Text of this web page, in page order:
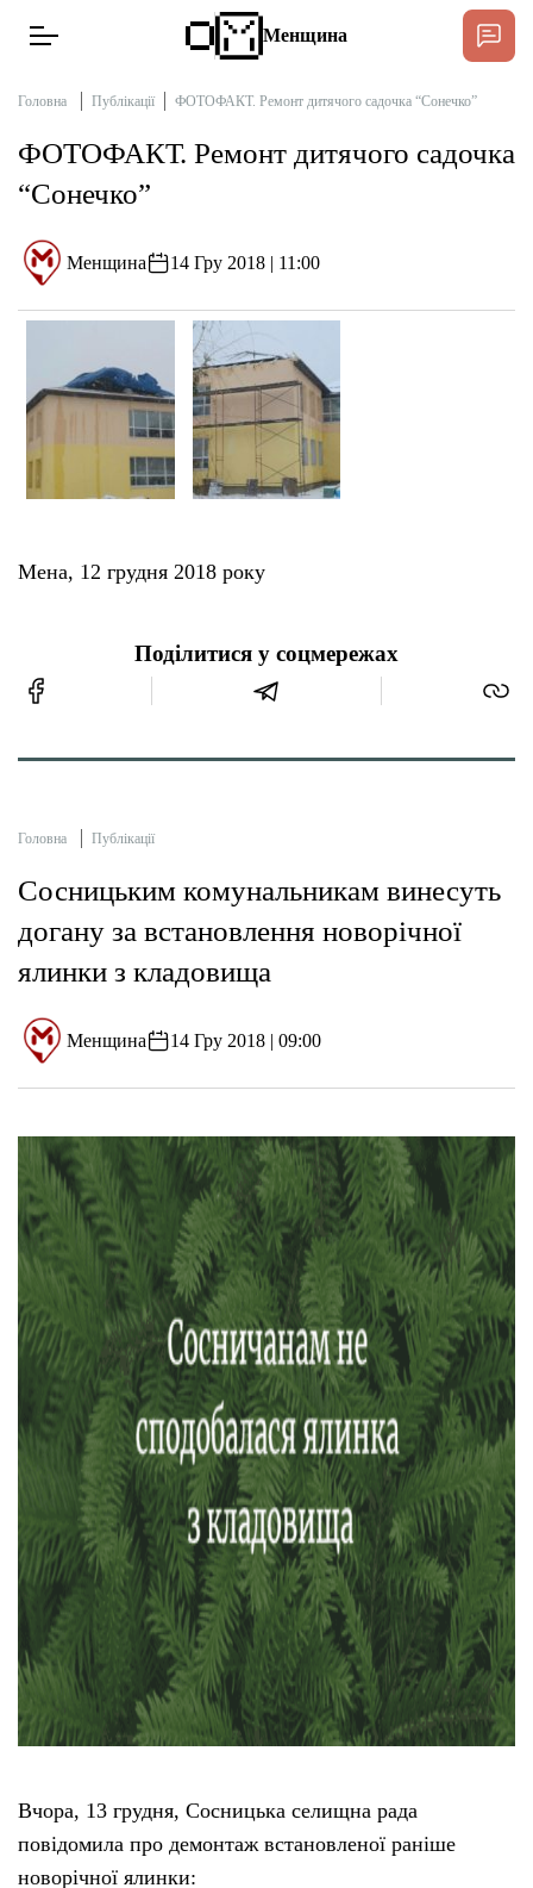
Новини
Інтерв’ю
Тексти
Публікації
Про нас
Тендери
Підтримати «місцевих»
Етичний кодекс
Менщина
Головна Публікації ФОТОФАКТ. Ремонт дитячого садочка “Сонечко”
ФОТОФАКТ. Ремонт дитячого садочка
“Сонечко”
Менщина 14 Гру 2018 | 11:00
Мена, 12 грудня 2018 року
Поділитися у соцмережах
Головна Публікації
Сосницьким комунальникам винесуть
догану за встановлення новорічної
ялинки з кладовища
Менщина 14 Гру 2018 | 09:00
Вчора, 13 грудня, Сосницька селищна рада
повідомила про демонтаж встановленої раніше
новорічної ялинки: